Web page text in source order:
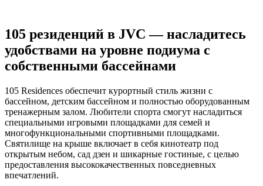
105 резиденций в JVC — насладитесь
удобствами на уровне подиума с
собственными бассейнами
105 Residences обеспечит курортный стиль жизни с
бассейном, детским бассейном и полностью оборудованным
тренажерным залом. Любители спорта смогут насладиться
специальными игровыми площадками для семей и
многофункциональными спортивными площадками.
Святилище на крыше включает в себя кинотеатр под
открытым небом, сад дзен и шикарные гостиные, с целью
предоставления высококачественных повседневных
впечатлений.